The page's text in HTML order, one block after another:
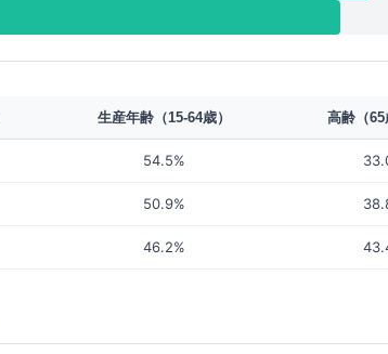
生産年齢（15-64歳） 高齢（65
54.5%
50.9%
46.2%